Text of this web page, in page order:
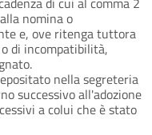
nomina o
e, ove ritenga tuttora
di incompatibilità,
nella segreteria
successivo all'adozione
a colui che è stato